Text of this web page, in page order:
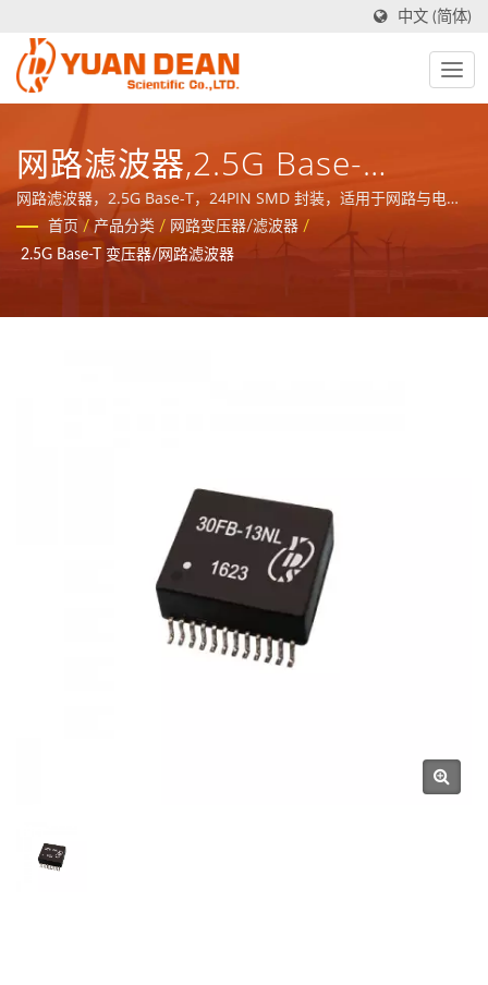
中文 (简体)
网路滤波器,2.5G Base-
T,1.5KVrms隔离电压SMD24封
装30FB-13NL
网路滤波器，2.5G Base-T，24PIN SMD 封装，适用于网路与电信
设备/ 元册科技于1990年成立于台湾台南，工厂禾茂电子则在1995
年成立于中国厦门，我们是业界领先的电源与磁性元件制造商并且
首页 / 产品分类 / 网路变压器/滤波器 /
2.5G Base-T 变压器/网路滤波器